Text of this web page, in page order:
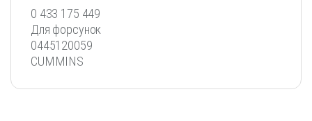
0 433 175 449
Для форсунок
0445120059
CUMMINS